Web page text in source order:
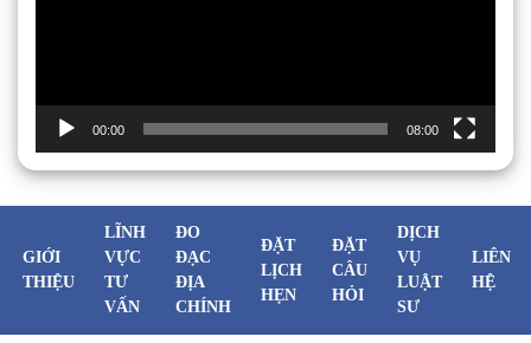
00:00 08:00
GIỚI
THIỆU
LĨNH
VỰC
TƯ
VẤN
ĐO
ĐẠC
ĐỊA
CHÍNH
ĐẶT
LỊCH
HẸN
ĐẶT
CÂU
HỎI
DỊCH
VỤ
LUẬT
SƯ
LIÊN
HỆ